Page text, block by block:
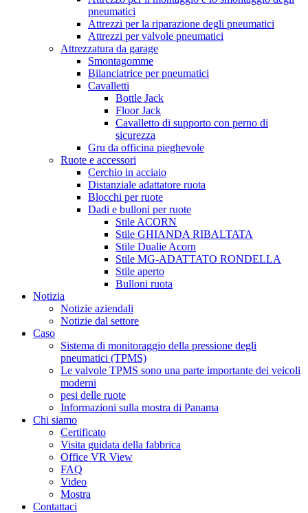
pneumatici
Attrezzi per la riparazione degli pneumatici
Attrezzi per valvole pneumatici
Attrezzatura da garage
Smontagomme
Bilanciatrice per pneumatici
Cavalletti
Bottle Jack
Floor Jack
Cavalletto di supporto con perno di
sicurezza
Gru da officina pieghevole
Ruote e accessori
Cerchio in acciaio
Distanziale adattatore ruota
Blocchi per ruote
Dadi e bulloni per ruote
Stile ACORN
Stile GHIANDA RIBALTATA
Stile Dualie Acorn
Stile MG-ADATTATO RONDELLA
Stile aperto
Bulloni ruota
Notizia
Notizie aziendali
Notizie dal settore
Caso
Sistema di monitoraggio della pressione degli
pneumatici (TPMS)
Le valvole TPMS sono una parte importante dei veicoli
moderni
pesi delle ruote
Informazioni sulla mostra di Panama
Chi siamo
Certificato
Visita guidata della fabbrica
Office VR View
FAQ
Video
Mostra
Contattaci